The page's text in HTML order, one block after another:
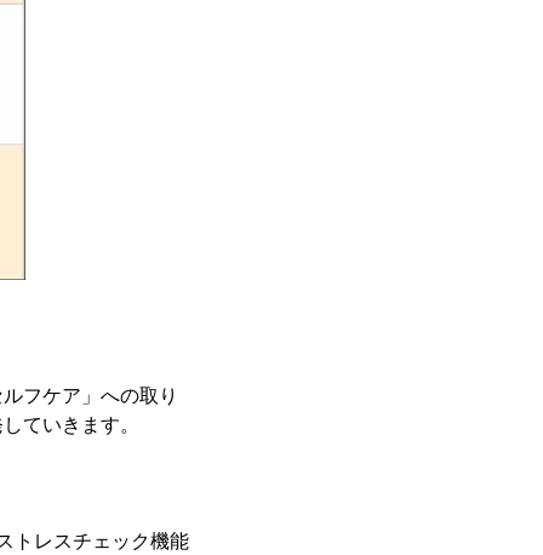
フケア」への取り
ていきます。
トレスチェック機能